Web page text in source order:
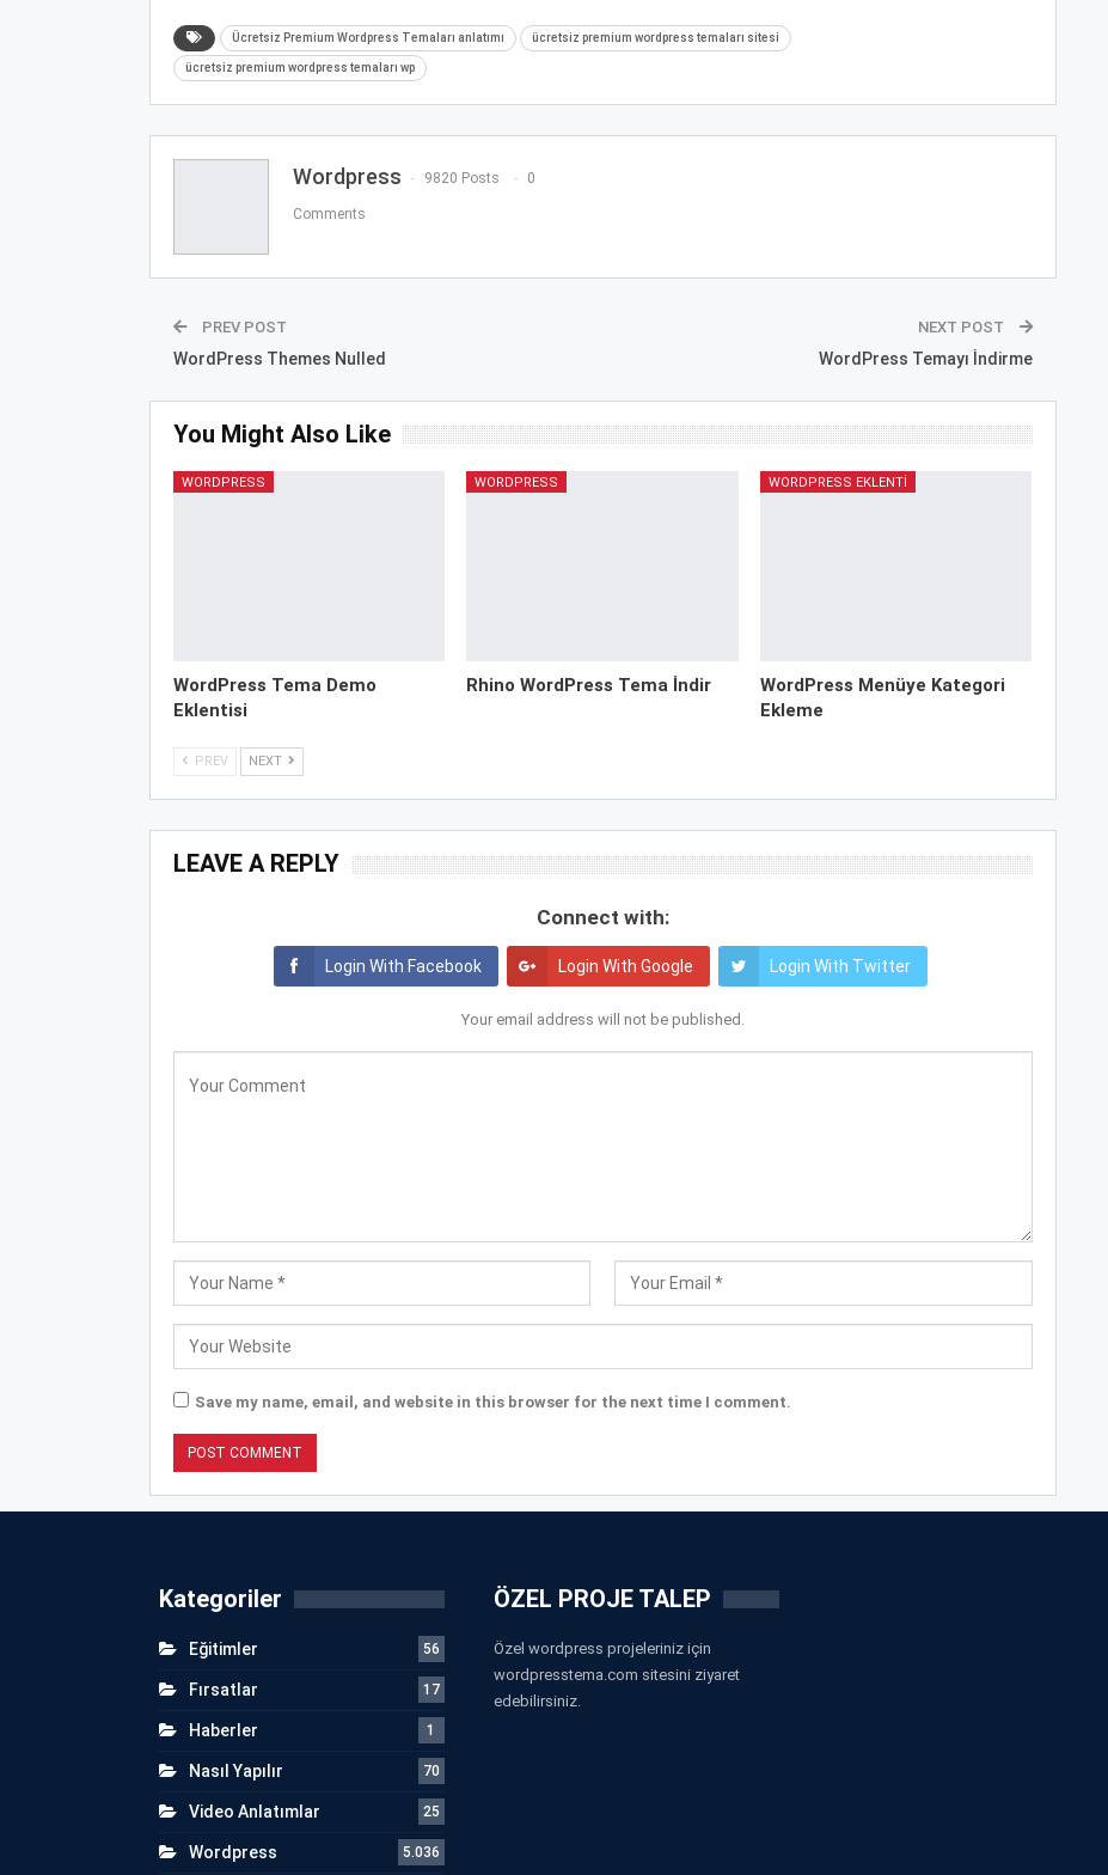
Ücretsiz Premium Wordpress Temaları anlatımı ücretsiz premium wordpress temaları sitesi
ücretsiz premium wordpress temaları wp
Wordpress 9820 Posts 0
Comments
PREV POST
WordPress Themes Nulled
NEXT POST
WordPress Temayı İndirme
You Might Also Like
WORDPRESS
WordPress Tema Demo
Eklentisi
WORDPRESS
Rhino WordPress Tema İndir
WORDPRESS EKLENTI
WordPress Menüye Kategori
Ekleme
PREV NEXT
LEAVE A REPLY
Connect with:
Login With Facebook Login With Google Login With Twitter
Your email address will not be published.
Save my name, email, and website in this browser for the next time I comment.
Kategoriler
Eğitimler 56
Fırsatlar 17
Haberler 1
Nasıl Yapılır 70
Video Anlatımlar 25
Wordpress 5.036
ÖZEL PROJE TALEP
Özel wordpress projeleriniz için
wordpresstema.com sitesini ziyaret
edebilirsiniz.